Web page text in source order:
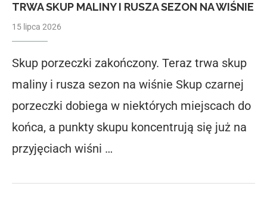
TRWA SKUP MALINY I RUSZA SEZON NA WIŚNIE
15 lipca 2026
Skup porzeczki zakończony. Teraz trwa skup
maliny i rusza sezon na wiśnie Skup czarnej
porzeczki dobiega w niektórych miejscach do
końca, a punkty skupu koncentrują się już na
przyjęciach wiśni …